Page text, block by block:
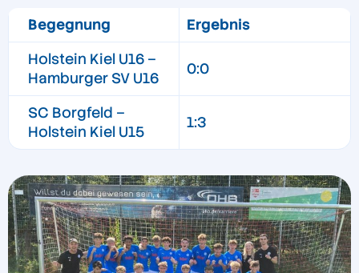
Begegnung
Ergebnis
Holstein Kiel U16 –
Hamburger SV U16
0:0
SC Borgfeld –
Holstein Kiel U15
1:3